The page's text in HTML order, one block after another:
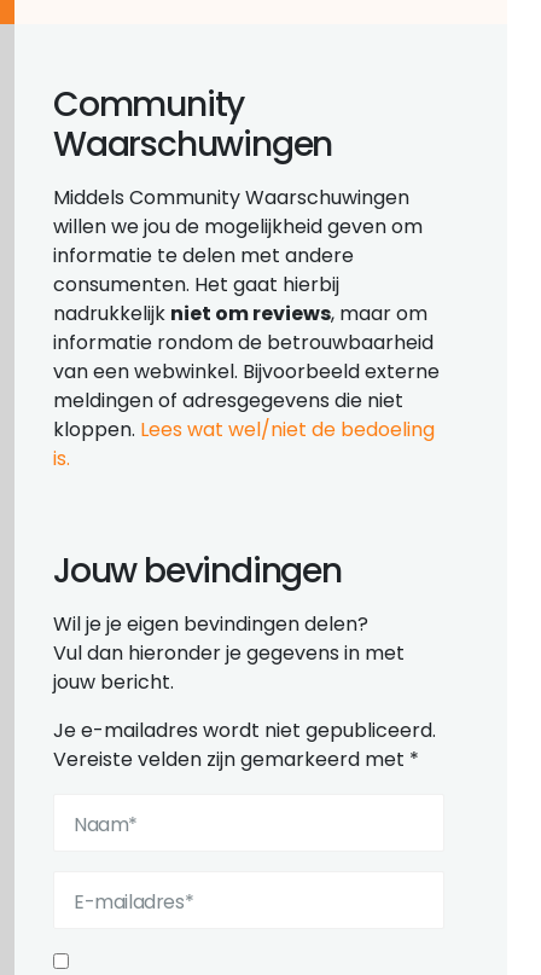
Community
Waarschuwingen
Middels Community Waarschuwingen
willen we jou de mogelijkheid geven om
informatie te delen met andere
consumenten. Het gaat hierbij
nadrukkelijk niet om reviews, maar om
informatie rondom de betrouwbaarheid
van een webwinkel. Bijvoorbeeld externe
meldingen of adresgegevens die niet
kloppen. Lees wat wel/niet de bedoeling
is.
Jouw bevindingen
Wil je je eigen bevindingen delen?
Vul dan hieronder je gegevens in met
jouw bericht.
Je e-mailadres wordt niet gepubliceerd.
Vereiste velden zijn gemarkeerd met *